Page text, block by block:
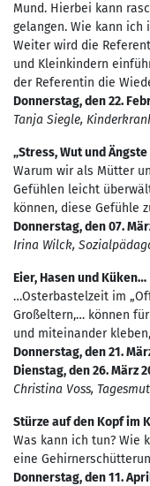
Mund. Hierbei kann
gelangen. Wie kann
Weiter wird die
und Kleinkindern
der Referentin die
Donnerstag, den 22.
Tanja Siegle,
„Stress, Wut und Ängste
Warum wir als Mütter
Gefühlen leicht
können, diese Gefühle
Donnerstag, den 07.
Irina Wilck,
Eier, Hasen und Küken…
…Osterbastelzeit im
Großeltern,… können
und miteinander
Donnerstag, den 21.
Dienstag, den 26. März
Christina Voss,
Stürze auf den Kopf im
Was kann ich tun? Wie
eine
Donnerstag, den 11.